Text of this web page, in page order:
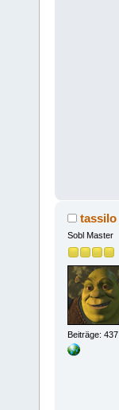
tassilo
Sobl Master
Beiträge: 437